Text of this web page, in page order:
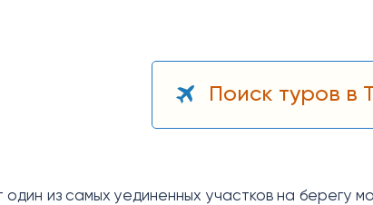
Поиск туров в
один из самых уединенных участков на берегу